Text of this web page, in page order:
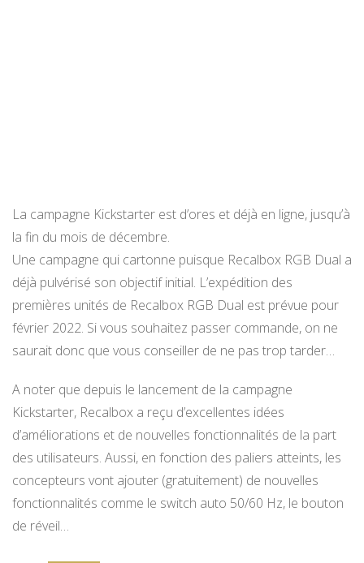
La campagne Kickstarter est d’ores et déjà en ligne, jusqu’à
la fin du mois de décembre.
Une campagne qui cartonne puisque Recalbox RGB Dual a
déjà pulvérisé son objectif initial. L’expédition des
premières unités de Recalbox RGB Dual est prévue pour
février 2022. Si vous souhaitez passer commande, on ne
saurait donc que vous conseiller de ne pas trop tarder…
A noter que depuis le lancement de la campagne
Kickstarter, Recalbox a reçu d’excellentes idées
d’améliorations et de nouvelles fonctionnalités de la part
des utilisateurs. Aussi, en fonction des paliers atteints, les
concepteurs vont ajouter (gratuitement) de nouvelles
fonctionnalités comme le switch auto 50/60 Hz, le bouton
de réveil…